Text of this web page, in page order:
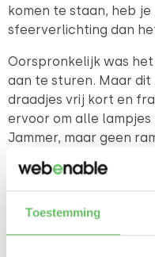
Toestemming
komen te staan, heb
sfeerverlichting dan
Oorspronkelijk was
aan te sturen. Maar
draadjes vrij kort en
ervoor om alle
Jammer, maar geen